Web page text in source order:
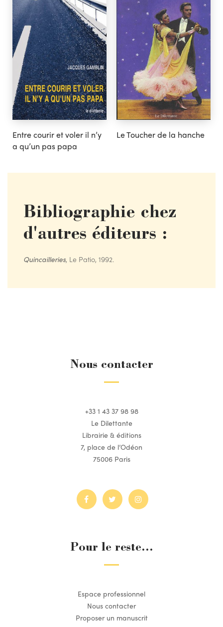
Entre courir et voler il n’y
a qu’un pas papa
Le Toucher de la hanche
Bibliographie chez
d'autres éditeurs :
Quincailleries, Le Patio, 1992.
Nous contacter
+33 1 43 37 98 98
Le Dilettante
Librairie & éditions
7, place de l’Odéon
75006 Paris
Pour le reste...
Espace professionnel
Nous contacter
Proposer un manuscrit